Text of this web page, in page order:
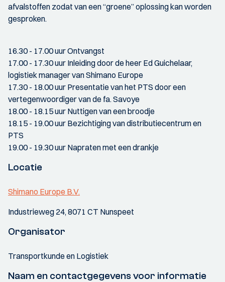
afvalstoffen zodat van een “groene” oplossing kan worden
gesproken.
16.30 - 17.00 uur Ontvangst
17.00 - 17.30 uur Inleiding door de heer Ed Guichelaar,
logistiek manager van Shimano Europe
17.30 - 18.00 uur Presentatie van het PTS door een
vertegenwoordiger van de fa. Savoye
18.00 - 18.15 uur Nuttigen van een broodje
18.15 - 19.00 uur Bezichtiging van distributiecentrum en
PTS
19.00 - 19.30 uur Napraten met een drankje
Locatie
Shimano Europe B.V.
Industrieweg 24, 8071 CT Nunspeet
Organisator
Transportkunde en Logistiek
Naam en contactgegevens voor informatie